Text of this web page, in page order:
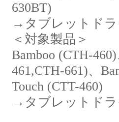
630BT)
→タブレットド
＜対象製品＞
Bamboo (CTH-
461,CTH-661)、
Touch (CTT-460)
→タブレットド